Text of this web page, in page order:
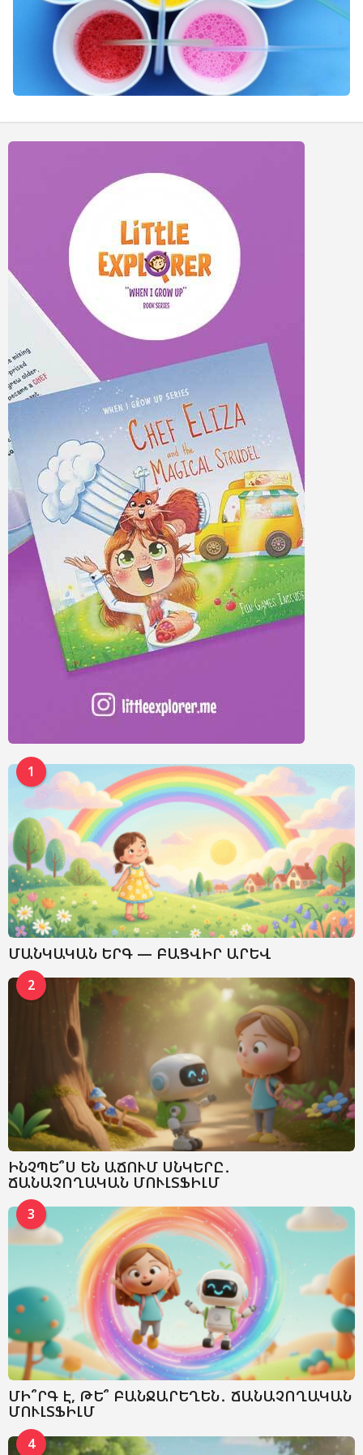
1
ՄԱՆԿԱԿԱՆ ԵՐԳ — ԲԱՑՎԻՐ ԱՐԵՎ
2
ԻՆՉՊԵ՞Ս ԵՆ ԱՃՈՒՄ ՍՆԿԵՐԸ․
ՃԱՆԱՉՈՂԱԿԱՆ ՄՈՒԼՏՖԻԼՄ
3
ՄԻ՞ՐԳ Է, ԹԵ՞ ԲԱՆՋԱՐԵՂԵՆ․ ՃԱՆԱՉՈՂԱԿԱՆ
ՄՈՒԼՏՖԻԼՄ
4